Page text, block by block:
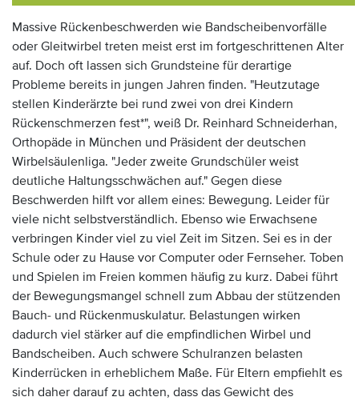
Massive Rückenbeschwerden wie Bandscheibenvorfälle
oder Gleitwirbel treten meist erst im fortgeschrittenen Alter
auf. Doch oft lassen sich Grundsteine für derartige
Probleme bereits in jungen Jahren finden. "Heutzutage
stellen Kinderärzte bei rund zwei von drei Kindern
Rückenschmerzen fest*", weiß Dr. Reinhard Schneiderhan,
Orthopäde in München und Präsident der deutschen
Wirbelsäulenliga. "Jeder zweite Grundschüler weist
deutliche Haltungsschwächen auf." Gegen diese
Beschwerden hilft vor allem eines: Bewegung. Leider für
viele nicht selbstverständlich. Ebenso wie Erwachsene
verbringen Kinder viel zu viel Zeit im Sitzen. Sei es in der
Schule oder zu Hause vor Computer oder Fernseher. Toben
und Spielen im Freien kommen häufig zu kurz. Dabei führt
der Bewegungsmangel schnell zum Abbau der stützenden
Bauch- und Rückenmuskulatur. Belastungen wirken
dadurch viel stärker auf die empfindlichen Wirbel und
Bandscheiben. Auch schwere Schulranzen belasten
Kinderrücken in erheblichem Maße. Für Eltern empfiehlt es
sich daher darauf zu achten, dass das Gewicht des